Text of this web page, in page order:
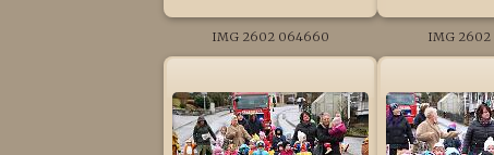
IMG 2602 064660 IMG 2602